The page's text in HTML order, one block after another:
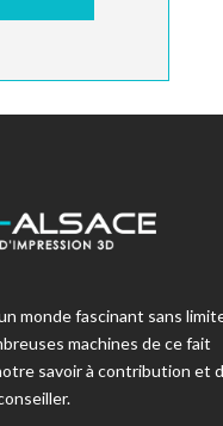
monde fascinant sans
machines de ce fait
savoir à contribution et